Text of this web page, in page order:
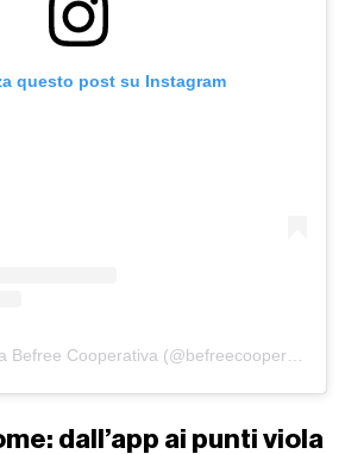
questo post su Instagram
Un post condiviso da Befree Cooperativa (@befreecooperativasociale)
dall’app ai punti viola